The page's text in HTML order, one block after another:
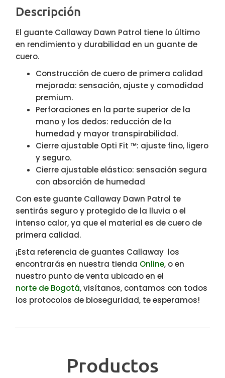
Descripción
El guante Callaway Dawn Patrol tiene lo último
en rendimiento y durabilidad en un guante de
cuero.
Construcción de cuero de primera calidad
mejorada: sensación, ajuste y comodidad
premium.
Perforaciones en la parte superior de la
mano y los dedos: reducción de la
humedad y mayor transpirabilidad.
Cierre ajustable Opti Fit ™: ajuste fino, ligero
y seguro.
Cierre ajustable elástico: sensación segura
con absorción de humedad
Con este guante Callaway Dawn Patrol te
sentirás seguro y protegido de la lluvia o el
intenso calor, ya que el material es de cuero de
primera calidad.
¡Esta referencia de guantes Callaway los
encontrarás en nuestra tienda Online, o en
nuestro punto de venta ubicado en el
norte de Bogotá, visítanos, contamos con todos
los protocolos de bioseguridad, te esperamos!
Productos